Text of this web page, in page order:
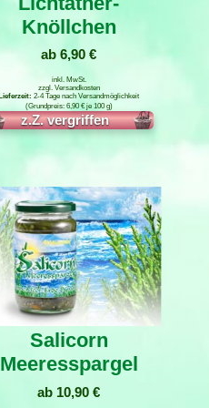
Knöllchen
ab 6,90€
6,90 €je 100 g
inkl. MwSt.
zzgl. Versandkosten
2-4 Tage nach Versandmöglichkeit
Weiterlesen
Salicorn
Meeresspargel
ab 10,90€